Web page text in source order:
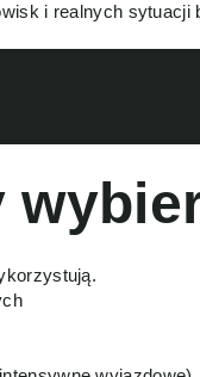
i realnych sytuacji